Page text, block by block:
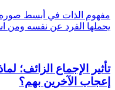
مفهوم الذات في أبسط
يحملها الفرد عن نفسه ومن
تأثير الإجماع الزائف؛
إعجاب الآخرين بهم؟